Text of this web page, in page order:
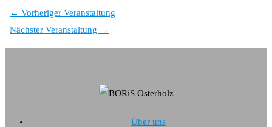
← Vorheriger Veranstaltung
Nächster Veranstaltung →
Über uns